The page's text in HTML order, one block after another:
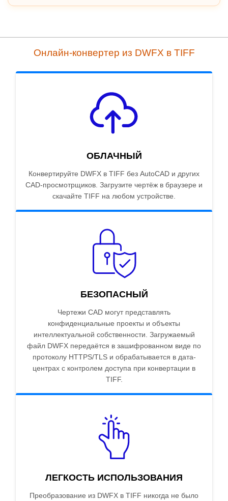
Онлайн-конвертер из DWFX в TIFF
ОБЛАЧНЫЙ
Конвертируйте DWFX в TIFF без AutoCAD и других
CAD-просмотрщиков. Загрузите чертёж в браузере и
скачайте TIFF на любом устройстве.
БЕЗОПАСНЫЙ
Чертежи CAD могут представлять
конфиденциальные проекты и объекты
интеллектуальной собственности. Загружаемый
файл DWFX передаётся в зашифрованном виде по
протоколу HTTPS/TLS и обрабатывается в дата-
центрах с контролем доступа при конвертации в
TIFF.
ЛЕГКОСТЬ ИСПОЛЬЗОВАНИЯ
Преобразование из DWFX в TIFF никогда не было